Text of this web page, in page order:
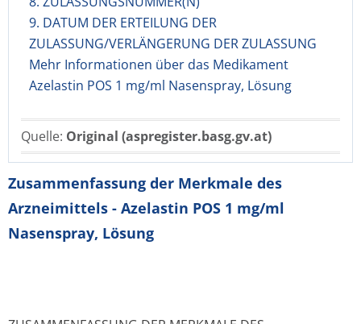
9. DATUM DER ERTEILUNG DER
ZULASSUNG/VERLÄNGERUNG DER ZULASSUNG
Mehr Informationen über das Medikament
Azelastin POS 1 mg/ml Nasenspray, Lösung
Quelle: Original (aspregister.basg.gv.at)
Zusammenfassung der Merkmale des
Arzneimittels - Azelastin POS 1 mg/ml
Nasenspray, Lösung